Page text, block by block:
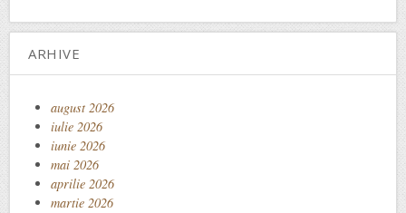
ARHIVE
august 2026
iulie 2026
iunie 2026
mai 2026
aprilie 2026
martie 2026